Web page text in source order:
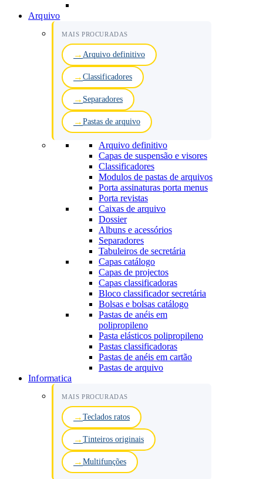
Arquivo
MAIS PROCURADAS
Arquivo definitivo
Classificadores
Separadores
Pastas de arquivo
Arquivo definitivo
Capas de suspensão e visores
Classificadores
Modulos de pastas de arquivos
Porta assinaturas porta menus
Porta revistas
Caixas de arquivo
Dossier
Albuns e acessórios
Separadores
Tabuleiros de secretária
Capas catálogo
Capas de projectos
Capas classificadoras
Bloco classificador secretária
Bolsas e bolsas catálogo
Pastas de anéis em
polipropileno
Pasta elásticos polipropileno
Pastas classificadoras
Pastas de anéis em cartão
Pastas de arquivo
Informatica
MAIS PROCURADAS
Teclados ratos
Tinteiros originais
Multifunções